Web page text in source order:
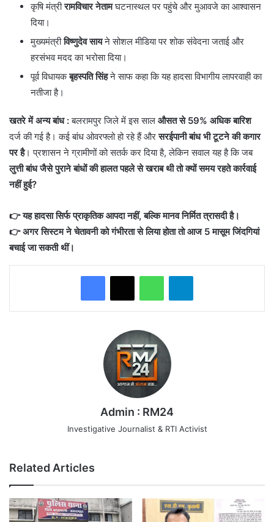
कृषि मंत्रीरामविचार नेतामघटनास्थल पर पहुंचे और मुआवजे का आश्वासन
दिया।
मुख्यमंत्रीविष्णुदेव सायने सोशल मीडिया पर शोक संवेदना जताई और
हरसंभव मदद का भरोसा दिया।
पूर्व विधायकबृहस्पति सिंहने साफ कहा कि यह हादसा विभागीय लापरवाही का
नतीजा है।
खतरे में अन्य बांध :बलरामपुर जिले में इस साल औसत से 59% अधिक बारिश
दर्ज की गई है। कई बांध ओवरफ्लो हो रहे हैं औरसरईपानी बांध भी टूटने की कगार
पर है। प्रशासन ने ग्रामीणों को सतर्क कर दिया है, लेकिन सवाल यह है कि जब
लुत्ती बांध जैसे पुराने बांधों की हालत पहले से खराब थी तो क्यों समय रहते कार्रवाई
नहीं हुई?
👉 यह हादसा सिर्फ प्राकृतिक आपदा नहीं, बल्कि मानव निर्मित त्रासदी है।
👉 अगर सिस्टम ने चेतावनी को गंभीरता से लिया होता तो आज 5 मासूम जिंदगियां
बचाई जा सकती थीं।
WhatsAppTelegram
Admin : RM24
Investigative Journalist & RTI Activist
Related Articles